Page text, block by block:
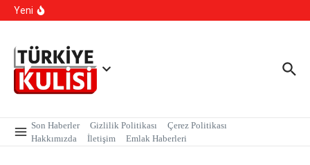
İçeriğe atla
Yeni
Son Haberler Gizlilik Politikası
Çerez Politikası
Hakkımızda
İletişim Emlak Haberleri